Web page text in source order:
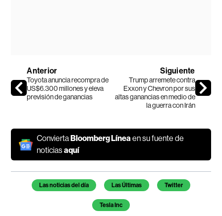
Anterior
Toyota anuncia recompra de
US$6.300 millones y eleva
previsión de ganancias
Siguiente
Trump arremete contra
Exxon y Chevron por sus
altas ganancias en medio de
la guerra con Irán
Convierta Bloomberg Líneaen su fuente de
noticiasaquí
Temas de este artículo
Las noticias del día Las Últimas Twitter
Tesla Inc